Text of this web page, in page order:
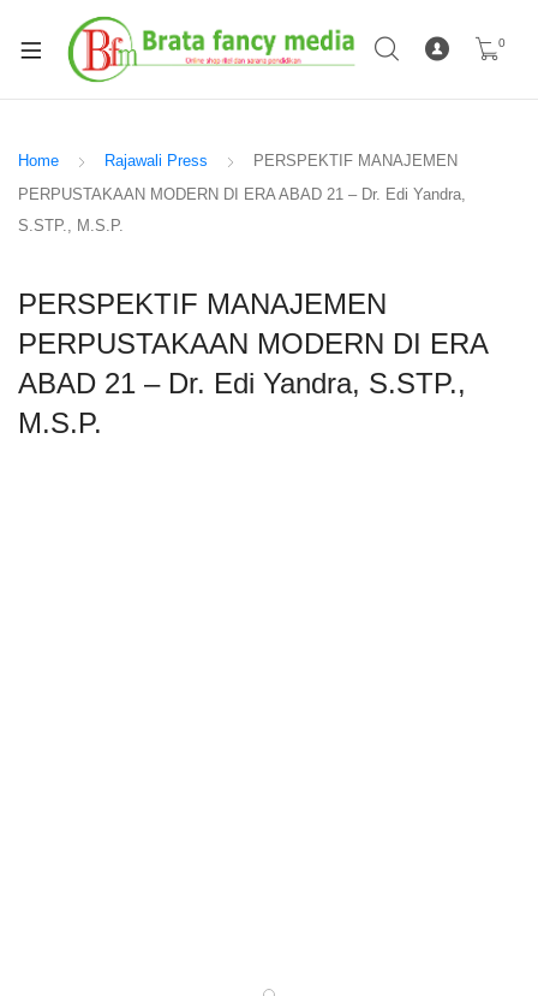
0
Home Rajawali Press
PERSPEKTIF MANAJEMEN
PERPUSTAKAAN MODERN DI ERA ABAD 21 – Dr. Edi Yandra,
S.STP., M.S.P.
PERSPEKTIF MANAJEMEN
PERPUSTAKAAN MODERN DI ERA
ABAD 21 – Dr. Edi Yandra, S.STP.,
M.S.P.